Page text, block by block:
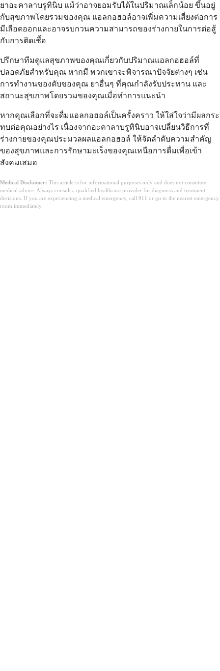
ยาอะคาลาบรูทินิบ แม้ว่าอาจยอมรับได้ในปริมาณเล็กน้อย ขึ้นอยู่
กับสุขภาพโดยรวมของคุณ แอลกอฮอล์อาจเพิ่มความเสี่ยงต่อการ
มีเลือดออกและอาจรบกวนความสามารถของร่างกายในการต่อสู้
กับการติดเชื้อ
ปรึกษาทีมดูแลสุขภาพของคุณเกี่ยวกับปริมาณแอลกอฮอล์ที่
ปลอดภัยสำหรับคุณ หากมี พวกเขาจะพิจารณาปัจจัยต่างๆ เช่น
การทำงานของตับของคุณ ยาอื่นๆ ที่คุณกำลังรับประทาน และ
สถานะสุขภาพโดยรวมของคุณเมื่อทำการแนะนำ
หากคุณเลือกที่จะดื่มแอลกอฮอล์เป็นครั้งคราว ให้ใส่ใจว่ามีผลกระ
ทบต่อคุณอย่างไร เนื่องจากอะคาลาบรูทินิบอาจเปลี่ยนวิธีการที่
ร่างกายของคุณประมวลผลแอลกอฮอล์ ให้จัดลำดับความสำคัญ
ของสุขภาพและการรักษามะเร็งของคุณเหนือการดื่มเพื่อเข้า
สังคมเสมอ
Medical Disclaimer: This article is for informational purposes only and does not constitute
medical advice. Always consult a qualified healthcare provider for diagnosis and treatment
decisions. If you are experiencing a medical emergency, call 911 or go to the nearest emergency
room immediately.